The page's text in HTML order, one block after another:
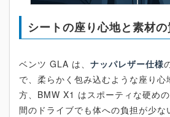
シートの座り心地と素材
ベンツ GLA は、 ナッパレザー仕様
で、柔らかく包み込むような座り心
方、BMW X1 はスポーティな硬め
間のドライブでも体への負担が少な